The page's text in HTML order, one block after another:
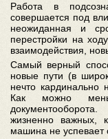
Работа в
совершается под
неожиданная и
перестройки на
взаимодействия,
Самый верный
новые пути (в
нечто кардинально
Как можно
жизненно важных,
машина не успевает